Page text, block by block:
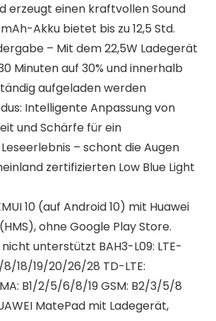
erzeugt einen kraftvollen Sound
Akku bietet bis zu 12,5 Std.
– Mit dem 22,5W Ladegerät
Minuten auf 30% und innerhalb
aufgeladen werden
Intelligente Anpassung von
und Schärfe für ein
– schont die Augen
zertifizierten Low Blue Light
10 (auf Android 10) mit Huawei
ohne Google Play Store.
nicht unterstützt BAH3-L09: LTE-
18/19/20/26/28 TD-LTE:
B1/2/5/6/8/19 GSM: B2/3/5/8
MatePad mit Ladegerät,